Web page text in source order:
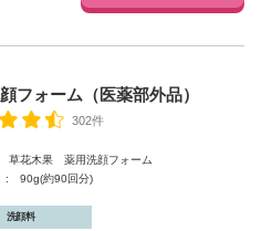
フォーム（医薬部外品）
302件
花木果 薬用洗顔フォーム
約90回分)
洗顔料